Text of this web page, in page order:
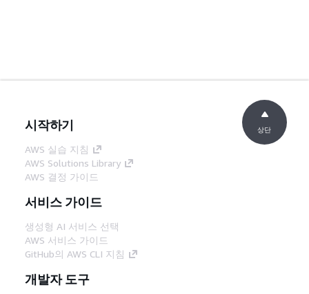
시작하기
AWS 실습 지침
AWS Solutions Library
AWS 결정 가이드
서비스 가이드
생성형 AI 서비스 선택
AWS 서비스 가이드
GitHub의 AWS CLI 지침
개발자 도구
상단